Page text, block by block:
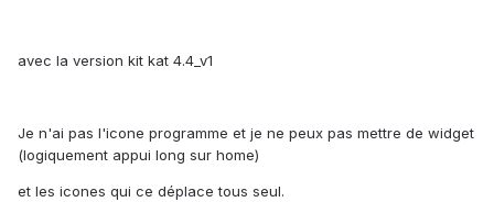
avec la version kit kat 4.4_v1
Je n'ai pas l'icone programme et je ne peux pas mettre de widget
(logiquement appui long sur home)
et les icones qui ce déplace tous seul.